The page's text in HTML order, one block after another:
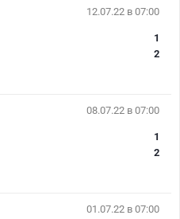
12.07.22 в 07:00
1
2
08.07.22 в 07:00
1
2
01.07.22 в 07:00